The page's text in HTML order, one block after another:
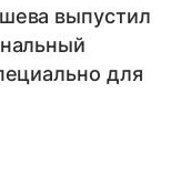
выпустил
для